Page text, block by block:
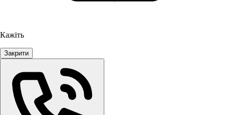
Кажіть
Закрити